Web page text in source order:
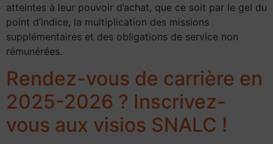
atteintes à leur pouvoir d’achat, que ce soit par le gel du
point d’indice, la multiplication des missions
supplémentaires et des obligations de service non
rémunérées.
Rendez-vous de carrière en
2025-2026 ? Inscrivez-
vous aux visios SNALC !